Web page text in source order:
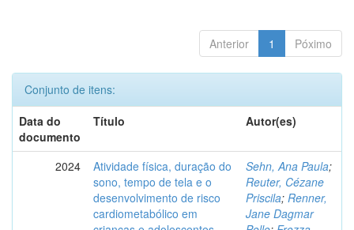
Anterior 1 Póximo
Conjunto de itens:
Data do
documento
Título Autor(es)
2024
Atividade física, duração do
sono, tempo de tela e o
desenvolvimento de risco
cardiometabólico em
Sehn, Ana Paula;
Reuter, Cézane
Priscila; Renner,
Jane Dagmar